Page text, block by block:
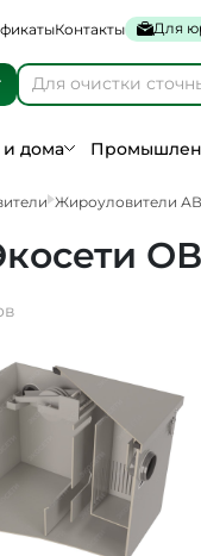
Контакты Для
дома
Жироуловители
ОВ